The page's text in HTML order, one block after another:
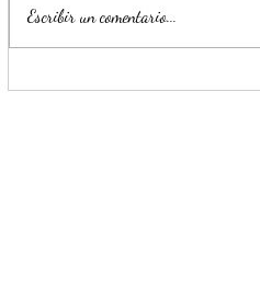
Estrategia Escudo permite
Escribir un comentario...